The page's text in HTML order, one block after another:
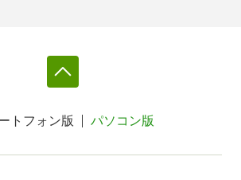
トフォン版 パソコン版